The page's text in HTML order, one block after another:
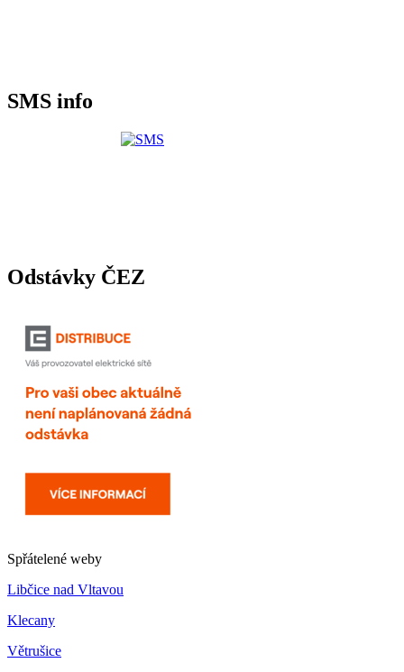
SMS info
Odstávky ČEZ
Spřátelené weby
Libčice nad Vltavou
Klecany
Větrušice